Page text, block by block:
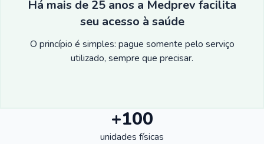
Há mais de 25 anos a Medprev facilita
seu acesso à saúde
O princípio é simples: pague somente pelo serviço
utilizado, sempre que precisar.
+100
unidades físicas